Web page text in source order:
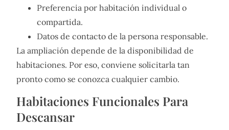
Preferencia por habitación individual o
compartida.
Datos de contacto de la persona responsable.
La ampliación depende de la disponibilidad de
habitaciones. Por eso, conviene solicitarla tan
pronto como se conozca cualquier cambio.
Habitaciones Funcionales Para
Descansar